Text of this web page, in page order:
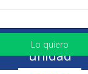
Selecciona otra
unidad
Lo quiero